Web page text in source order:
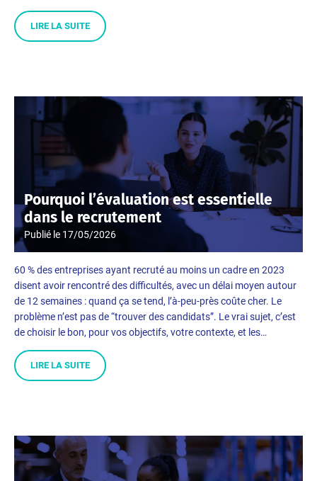
LIRE LA SUITE
Pourquoi l’évaluation est essentielle
dans le recrutement
Publié le 17/05/2026
60 % des entreprises ayant recruté au moins un cadre en 2023
disent avoir rencontré des difficultés, avec un délai moyen autour
de 12 semaines : quand ça se tend, l’à-peu-près coûte cher. Le
problème n’est pas de “trouver des candidats”. Le vrai sujet, c’est
de choisir le bon, pour vos objectifs, votre contexte, et les…
LIRE LA SUITE